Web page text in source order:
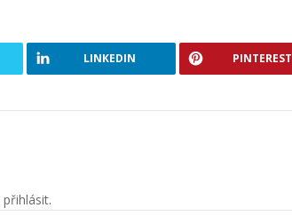
LINKEDIN PINTEREST
přihlásit.